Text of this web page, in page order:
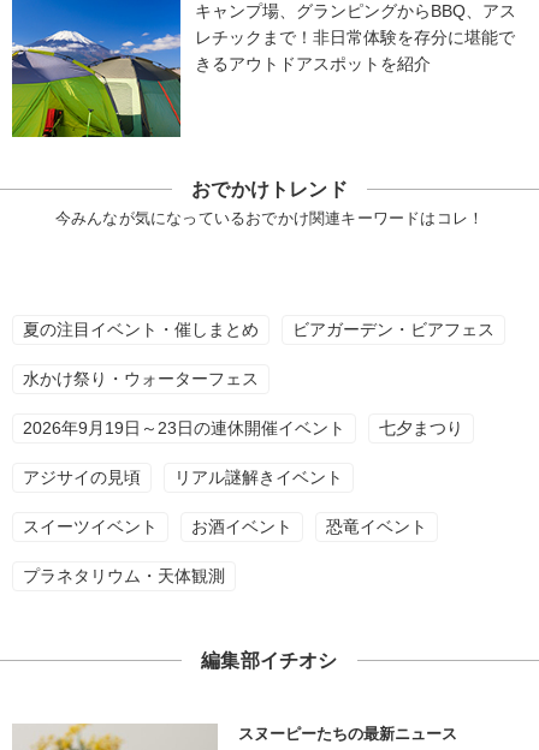
キャンプ場、グランピングからBBQ、アス
レチックまで！非日常体験を存分に堪能で
きるアウトドアスポットを紹介
おでかけトレンド
今みんなが気になっているおでかけ関連キーワードはコレ！
夏の注目イベント・催しまとめ ビアガーデン・ビアフェス
水かけ祭り・ウォーターフェス
2026年9月19日～23日の連休開催イベント 七夕まつり
アジサイの見頃 リアル謎解きイベント
スイーツイベント お酒イベント 恐竜イベント
プラネタリウム・天体観測
編集部イチオシ
スヌーピーたちの最新ニュース